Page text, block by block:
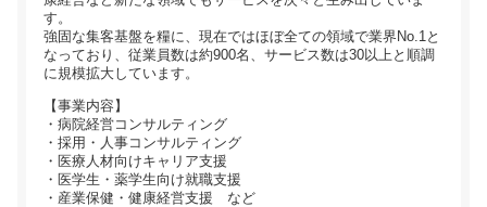
す。
強固な集客基盤を糧に、現在ではほぼ全ての領域で業界No.1と
なっており、従業員数は約900名、サービス数は30以上と順調
に規模拡大しています。
【事業内容】
・病院経営コンサルティング
・採用・人事コンサルティング
・医療人材向けキャリア支援
・医学生・薬学生向け就職支援
・産業保健・健康経営支援 など